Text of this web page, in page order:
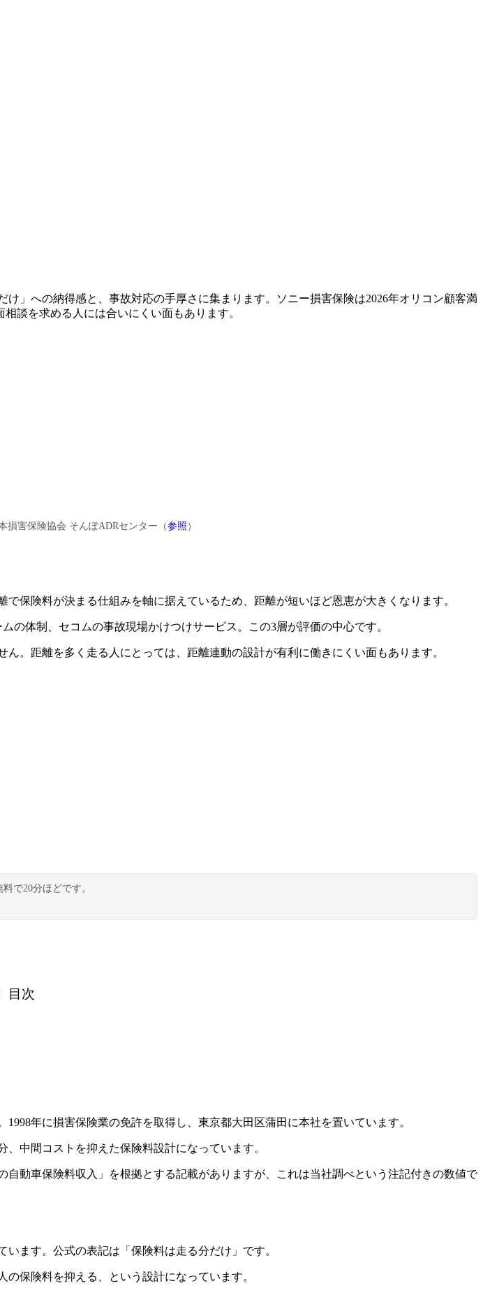
」への納得感と、事故対応の手厚さに集まります。ソニー損害保険は2026年オリコン顧客満
談を求める人には合いにくい面もあります。
損害保険協会 そんぽADRセンター（参照）
で保険料が決まる仕組みを軸に据えているため、距離が短いほど恩恵が大きくなります。
の体制、セコムの事故現場かけつけサービス。この3層が評価の中心です。
。距離を多く走る人にとっては、距離連動の設計が有利に働きにくい面もあります。
で20分ほどです。
目次
年に損害保険業の免許を取得し、東京都大田区蒲田に本社を置いています。
、中間コストを抑えた保険料設計になっています。
動車保険料収入」を根拠とする記載がありますが、これは当社調べという注記付きの数値で
います。公式の表記は「保険料は走る分だけ」です。
保険料を抑える、という設計になっています。